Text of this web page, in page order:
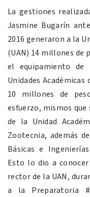
La gestiones
Jasmine Bugarín
2016 generaron a la
(UAN) 14 millones de
el equipamiento de
Unidades
10 millones de
esfuerzo, mismos
de la Unidad
Zootecnia, además
Básicas e
Esto lo dio a
rector de la UAN,
a la Preparatoria